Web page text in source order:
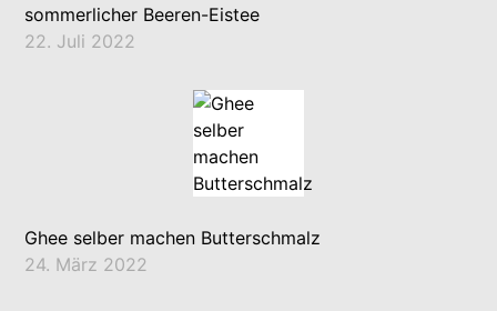
sommerlicher Beeren-Eistee
22. Juli 2022
Ghee selber machen Butterschmalz
24. März 2022